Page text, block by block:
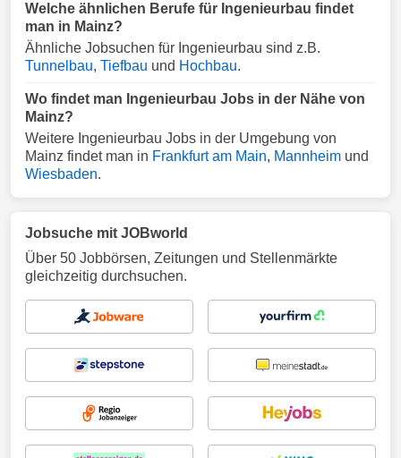
Welche ähnlichen Berufe für Ingenieurbau findet
man in Mainz?
Ähnliche Jobsuchen für Ingenieurbau sind z.B.
Tunnelbau, Tiefbau und Hochbau.
Wo findet man Ingenieurbau Jobs in der Nähe von
Mainz?
Weitere Ingenieurbau Jobs in der Umgebung von
Mainz findet man in Frankfurt am Main, Mannheim und
Wiesbaden.
Jobsuche mit JOBworld
Über 50 Jobbörsen, Zeitungen und Stellenmärkte
gleichzeitig durchsuchen.